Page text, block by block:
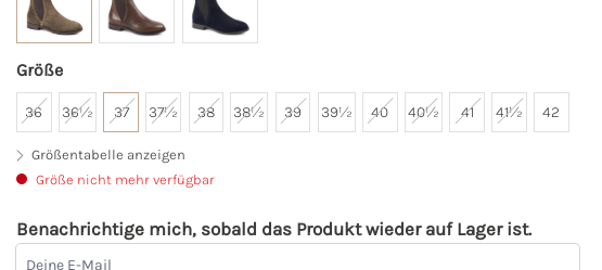
Größe
36 36½ 37 37½ 38 38½ 39 39½ 40 40½ 41 41½ 42
Größentabelle anzeigen
Größe nicht mehr verfügbar
Benachrichtige mich, sobald das Produkt wieder auf Lager ist.
Deine E-Mail